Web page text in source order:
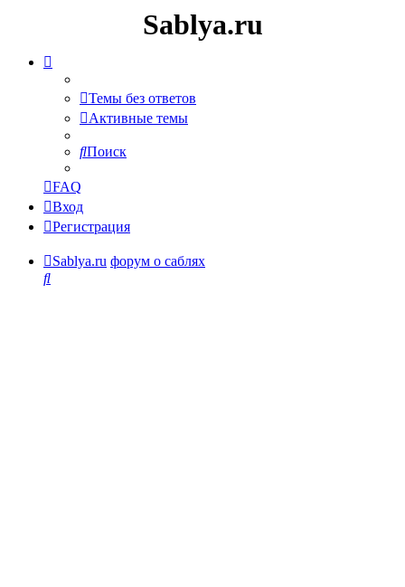
Sablya.ru
Темы без ответов
Активные темы
Поиск
FAQ
Вход
Регистрация
Sablya.ru форум о саблях
Поиск